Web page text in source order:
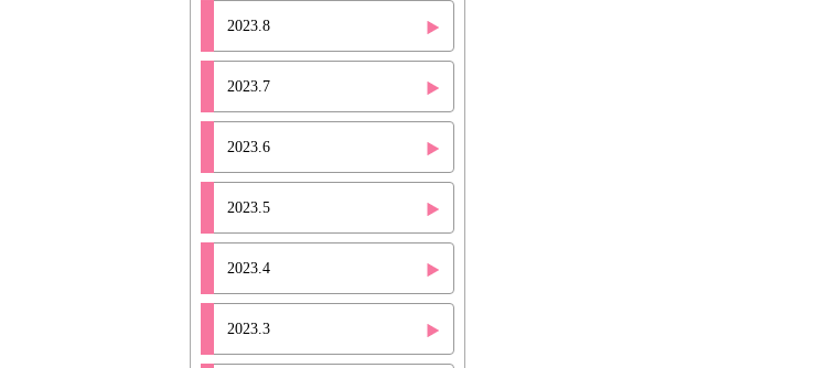
2023.8
2023.7
2023.6
2023.5
2023.4
2023.3